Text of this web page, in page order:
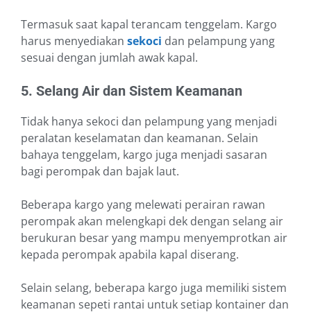
Termasuk saat kapal terancam tenggelam. Kargo
harus menyediakan sekoci dan pelampung yang
sesuai dengan jumlah awak kapal.
5. Selang Air dan Sistem Keamanan
Tidak hanya sekoci dan pelampung yang menjadi
peralatan keselamatan dan keamanan. Selain
bahaya tenggelam, kargo juga menjadi sasaran
bagi perompak dan bajak laut.
Beberapa kargo yang melewati perairan rawan
perompak akan melengkapi dek dengan selang air
berukuran besar yang mampu menyemprotkan air
kepada perompak apabila kapal diserang.
Selain selang, beberapa kargo juga memiliki sistem
keamanan sepeti rantai untuk setiap kontainer dan